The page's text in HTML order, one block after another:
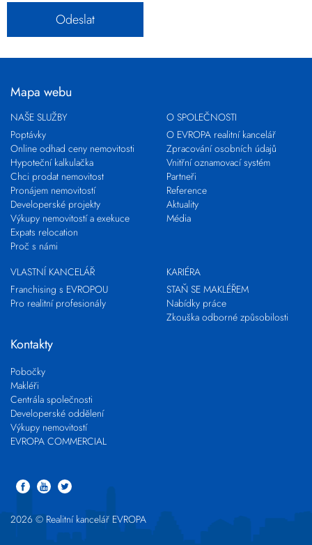
Mapa webu
NAŠE SLUŽBY
Poptávky
Online odhad ceny nemovitosti
Hypoteční kalkulačka
Chci prodat nemovitost
Pronájem nemovitostí
Developerské projekty
Výkupy nemovitostí a exekuce
Expats relocation
Proč s námi
O SPOLEČNOSTI
O EVROPA realitní kancelář
Zpracování osobních údajů
Vnitřní oznamovací systém
Partneři
Reference
Aktuality
Média
VLASTNÍ KANCELÁŘ
Franchising s EVROPOU
Pro realitní profesionály
KARIÉRA
STAŇ SE MAKLÉŘEM
Nabídky práce
Zkouška odborné způsobilosti
Kontakty
Pobočky
Makléři
Centrála společnosti
Developerské oddělení
Výkupy nemovitostí
EVROPA COMMERCIAL
2026 © Realitní kancelář EVROPA